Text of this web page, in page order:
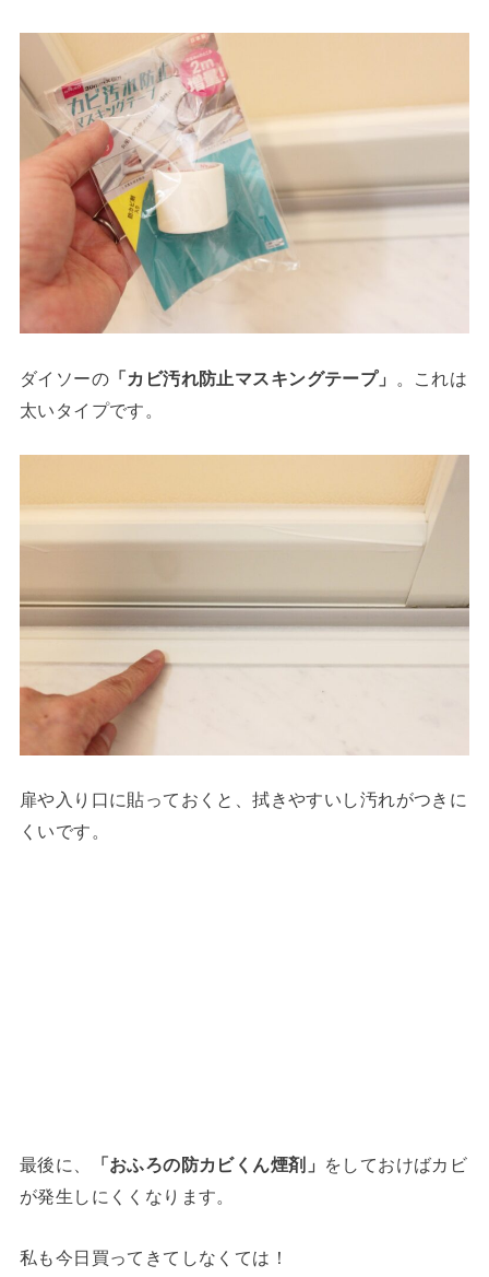
ダイソーの「カビ汚れ防止マスキングテープ」
。これは
太いタイプです。
扉や入り口に貼っておくと、拭きやすいし汚れがつきに
くいです。
最後に、 「おふろの防カビくん煙剤」
をしておけばカビ
が発生しにくくなります。
私も今日買ってきてしなくては！